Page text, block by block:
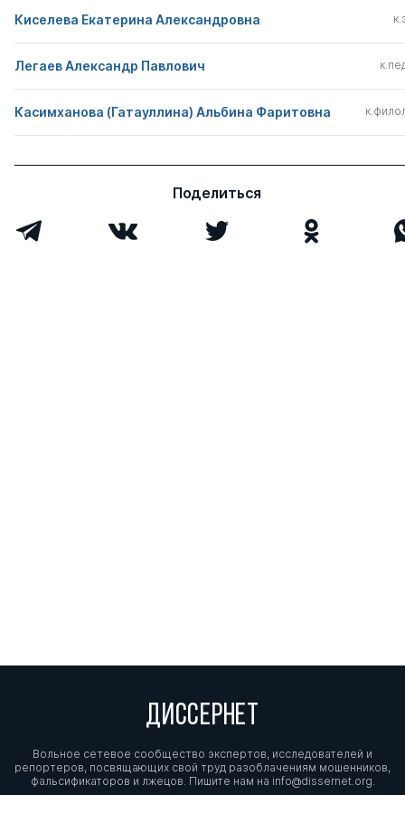
Киселева Екатерина Александровна
Легаев Александр Павлович
Касимханова (Гатауллина) Альбина Фаритовна
Поделиться
ДИССЕРНЕТ
Вольное сетевое сообщество экспертов, исследователей и
репортеров, посвящающих свой труд разоблачениям мошенников,
фальсификаторов и лжецов. Пишите нам на info@dissernet.org.